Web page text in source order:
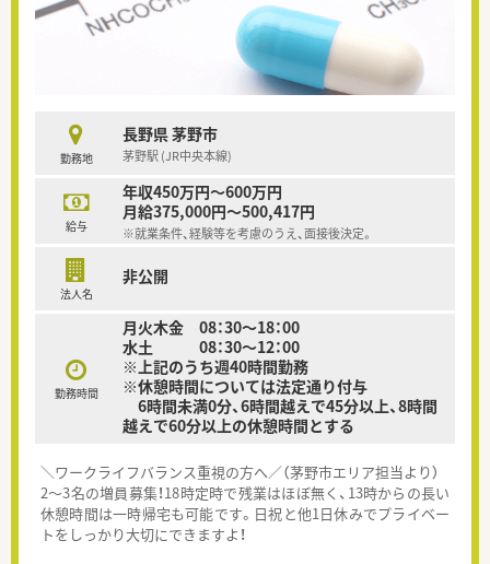
勤務地
長野県 茅野市
茅野駅 (JR中央本線)
給与
年収450万円～600万円
月給375,000円～500,417円
※就業条件、経験等を考慮のうえ、面接後決定。
法人名
非公開
勤務時間
月火木金 08：30～18：00
水土 08：30～12：00
※上記のうち週40時間勤務
※休憩時間については法定通り付与
6時間未満0分、6時間越えで45分以上、8時間
越えで60分以上の休憩時間とする
＼ワークライフバランス重視の方へ／（茅野市エリア担当より）
2〜3名の増員募集！18時定時で残業はほぼ無く、13時からの長い
休憩時間は一時帰宅も可能です。日祝と他1日休みでプライベー
トをしっかり大切にできますよ！